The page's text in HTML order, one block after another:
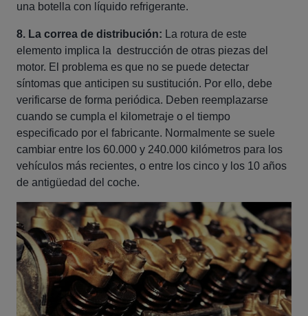
una botella con líquido refrigerante.
8. La correa de distribución: La rotura de este
elemento implica la destrucción de otras piezas del
motor. El problema es que no se puede detectar
síntomas que anticipen su sustitución. Por ello, debe
verificarse de forma periódica. Deben reemplazarse
cuando se cumpla el kilometraje o el tiempo
especificado por el fabricante. Normalmente se suele
cambiar entre los 60.000 y 240.000 kilómetros para los
vehículos más recientes, o entre los cinco y los 10 años
de antigüedad del coche.